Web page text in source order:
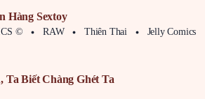
Hàng Sextoy
© RAW Thiên Thai Jelly Comics
Ta Biết Chàng Ghét Ta